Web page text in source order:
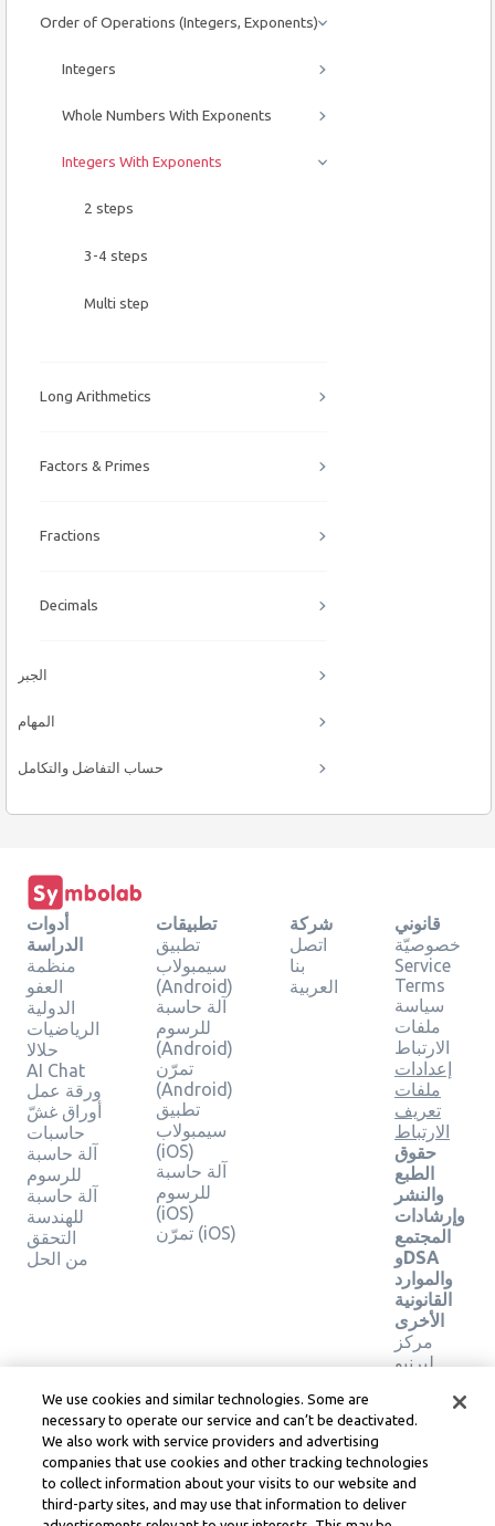
Order of Operations (Integers, Exponents)
Integers
Whole Numbers With Exponents
Integers With Exponents
2 steps
3-4 steps
Multi step
Long Arithmetics
Factors & Primes
Fractions
Decimals
الجبر
المهام
حساب التفاضل والتكامل
أدوات
الدراسة
منظمة
العفو
الدولية
الرياضيات
حلالا
AI Chat
ورقة عمل
أوراق غشّ
حاسبات
آلة حاسبة
للرسوم
آلة حاسبة
للهندسة
التحقق
من الحل
تطبيقات
تطبيق
سيمبولاب
(Android)
آلة حاسبة
للرسوم
(Android)
تمرّن
(Android)
تطبيق
سيمبولاب
(iOS)
آلة حاسبة
للرسوم
(iOS)
تمرّن (iOS)
شركة
اتصل
بنا
العربية
قانوني
خصوصيّة
Service
Terms
سياسة
ملفات
الارتباط
إعدادات
ملفات
تعريف
الارتباط
حقوق
الطبع
والنشر
وإرشادات
المجتمع
وDSA
والموارد
القانونية
الأخرى
مركز
ليرنيو
خدمة
Symbolab, a Learneo, Inc. business
© Learneo, Inc. 2024
We use cookies and similar technologies. Some are
necessary to operate our service and can’t be deactivated.
We also work with service providers and advertising
companies that use cookies and other tracking technologies
to collect information about your visits to our website and
third-party sites, and may use that information to deliver